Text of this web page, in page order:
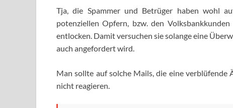
Tja, die Spammer und Betrüger haben wohl
potenziellen Opfern, bzw. den
entlocken. Damit versuchen sie solange eine
auch angefordert wird.
Man sollte auf solche Mails, die eine
nicht reagieren.